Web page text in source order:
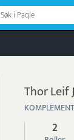
Søk i Paqle
Thor Leif
2